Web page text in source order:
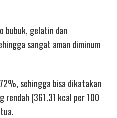
bubuk, gelatin dan
sangat aman diminum
sehingga bisa dikatakan
rendah (361.31 kcal per 100